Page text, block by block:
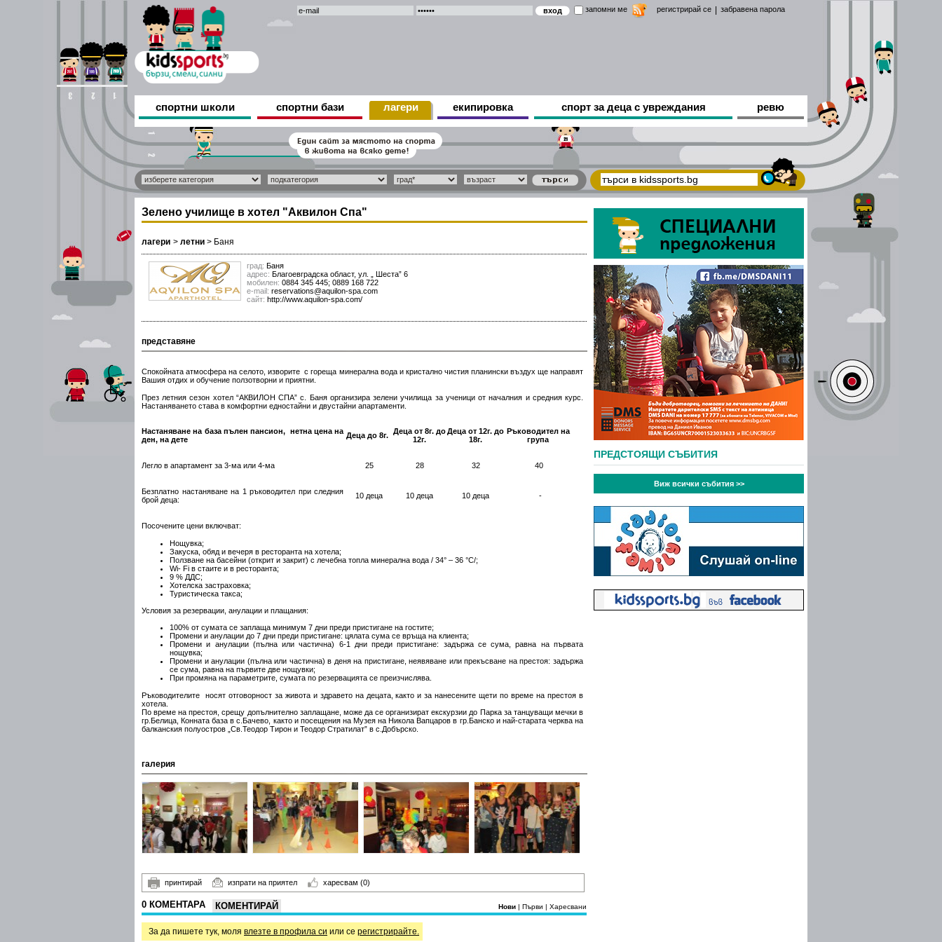
запомни ме регистрирай се забравена парола
спортни школи спортни бази лагери екипировка спорт за деца с увреждания ревю
Зелено училище в хотел "Аквилон Спа"
лагери > летни > Баня
град: Баня
адрес: Благоевградска област, ул. „ Шеста” 6
мобилен: 0884 345 445; 0889 168 722
е-mail: reservations@aquilon-spa.com
сайт: http://www.aquilon-spa.com/
представяне
Спокойната атмосфера на селото, изворите с гореща минерална вода и кристално чистия планински въздух ще направят
Вашия отдих и обучение ползотворни и приятни.
През летния сезон хотел “АКВИЛОН СПА” с. Баня организира зелени училища за ученици от началния и средния курс.
Настаняването става в комфортни едностайни и двустайни апартаменти.
Настаняване на база пълен пансион, нетна цена на
ден, на дете
Деца до 8г. Деца от 8г. до
12г.
Деца от 12г. до
18г.
Ръководител на
група
Легло в апартамент за 3-ма или 4-ма 25 28 32 40
Безплатно настаняване на 1 ръководител при следния
брой деца:
10 деца 10 деца 10 деца -
Посочените цени включват:
Нощувка;
Закуска, обяд и вечеря в ресторанта на хотела;
Ползване на басейни (открит и закрит) с лечебна топла минерална вода / 34° – 36 °С/;
Wi- Fi в стаите и в ресторанта;
9 % ДДС;
Хотелска застраховка;
Туристическа такса;
Условия за резервации, анулации и плащания:
100% от сумата се заплаща минимум 7 дни преди пристигане на гостите;
Промени и анулации до 7 дни преди пристигане: цялата сума се връща на клиента;
Промени и анулации (пълна или частична) 6-1 дни преди пристигане: задържа се сума, равна на първата
нощувка;
Промени и анулации (пълна или частична) в деня на пристигане, неявяване или прекъсване на престоя: задържа
се сума, равна на първите две нощувки;
При промяна на параметрите, сумата по резервацията се преизчислява.
Ръководителите носят отговорност за живота и здравето на децата, както и за нанесените щети по време на престоя в
хотела.
По време на престоя, срещу допълнително заплащане, може да се организират екскурзии до Парка за танцуващи мечки в
гр.Белица, Конната база в с.Бачево, както и посещения на Музея на Никола Вапцаров в гр.Банско и най-старата черква на
балканския полуостров „Св.Теодор Тирон и Теодор Стратилат” в с.Добърско.
галерия
принтирай изпрати на приятел харесвам (0)
0 КОМЕНТАРА КОМЕНТИРАЙ Нови | Първи | Харесвани
За да пишете тук, моля влезте в профила си или се регистрирайте.
ПРЕДСТОЯЩИ СЪБИТИЯ
Виж всички събития >>